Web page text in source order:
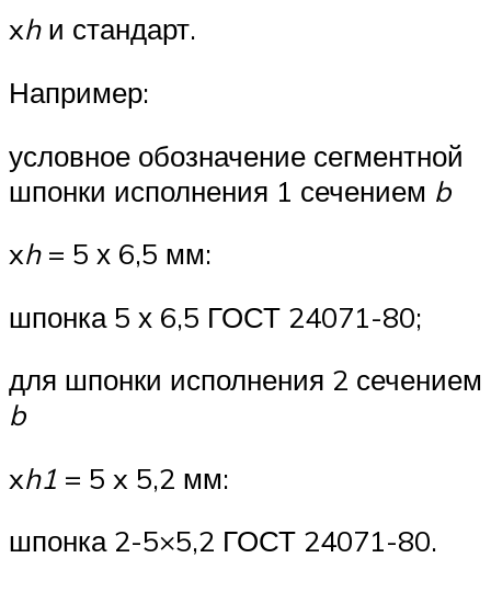
xhи стан­дарт.
Например:
условное обозначение сегментной
шпонки испол­нения 1 сечением b
xh= 5 х 6,5 мм:
шпонка 5 х 6,5 ГОСТ 24071-80;
для шпонки исполнения 2 сечением
b
xh1 = 5 x 5,2 мм:
шпонка 2-5×5,2 ГОСТ 24071-80.